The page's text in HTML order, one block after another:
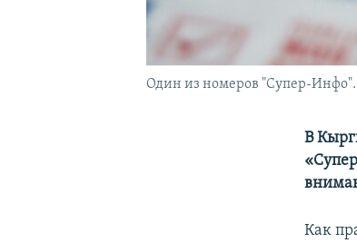
Один из номеров "Супер-Инфо".
В
Как